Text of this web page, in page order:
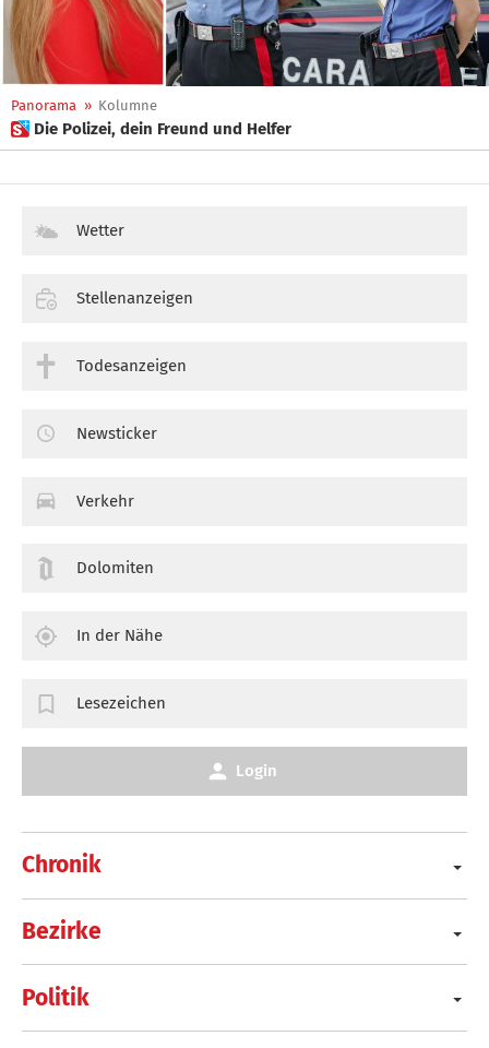
Panorama » Kolumne
 Die Polizei, dein Freund und Helfer
Chronik
Bezirke
Politik
Wetter
Stellenanzeigen
Todesanzeigen
Newsticker
Verkehr
Dolomiten
In der Nähe
Lesezeichen
Login